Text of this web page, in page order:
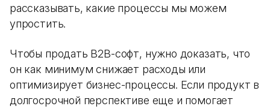
рассказывать, какие процессы мы можем
упростить.
Чтобы продать B2B-софт, нужно доказать, что
он как минимум снижает расходы или
оптимизирует бизнес-процессы. Если продукт в
долгосрочной перспективе еще и помогает